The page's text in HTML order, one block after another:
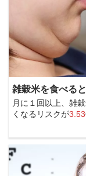
雑穀米を食べる
月に１回以上、雑
くなるリスクが3.53